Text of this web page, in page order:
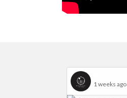
1 weeks ago